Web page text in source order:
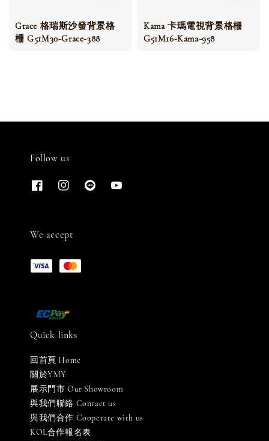
Grace 格瑞斯沙發背景格
柵 G51M30-Grace-388
Kama 卡瑪電視背景格柵
G51M16-Kama-958
Follow us
We accept
Quick links
回首頁 Home
關於YMY
展示門市 Our Showroom
與我們聯絡 Contact us
與我們合作 Cooperate with us
KOL合作報名表